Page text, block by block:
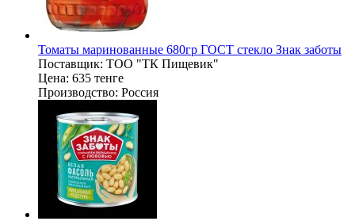
Томаты маринованные 680гр ГОСТ стекло Знак заботы
Поставщик: ТОО "ТК Пищевик"
Цена: 635 тенге
Производство: Россия